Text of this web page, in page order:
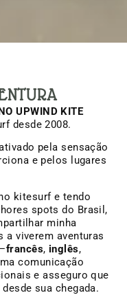
UPWIND KITE
desde 2008.
pela sensação
e pelos lugares
kitesurf e tendo
spots do Brasil,
minha
a viverem aventuras
francês, inglês,
comunicação
e asseguro que
sua chegada.